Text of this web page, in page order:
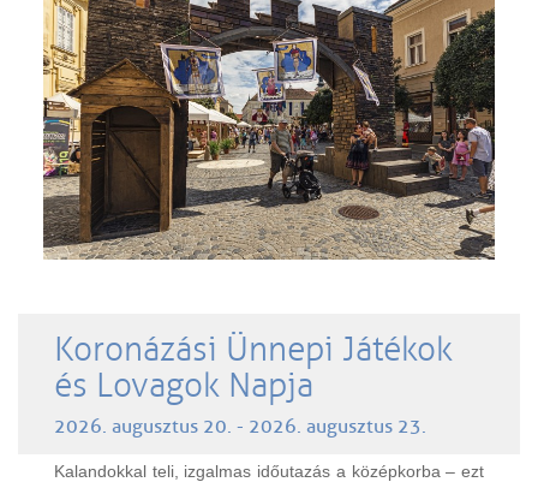
Koronázási Ünnepi Játékok
és Lovagok Napja
2026. augusztus 20. - 2026. augusztus 23.
Kalandokkal teli, izgalmas időutazás a középkorba – ezt